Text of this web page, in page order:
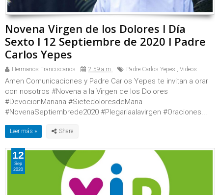
Novena Virgen de los Dolores l Día
Sexto l 12 Septiembre de 2020 l Padre
Carlos Yepes
Hermanos Franciscanos 2:59 a.m. Padre Carlos Yepes , Videos
Amen Comunicaciones y Padre Carlos Yepes te invitan a orar
con nosotros #Novena a la Virgen de los Dolores
#DevocionMariana #SietedoloresdeMaria
#NovenaSeptiembrede2020 #Plegariaalavirgen #Oraciones...
Leer más »
12
Sep
2020